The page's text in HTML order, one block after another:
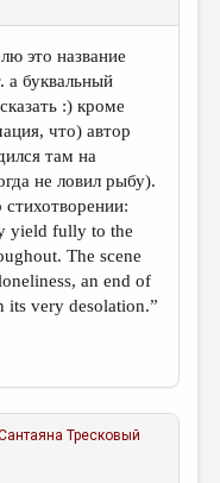
это название
а буквальный
:) кроме
что) автор
там на
не ловил рыбу).
yield fully to the
The scene
an end of
its very desolation.”
Тресковый